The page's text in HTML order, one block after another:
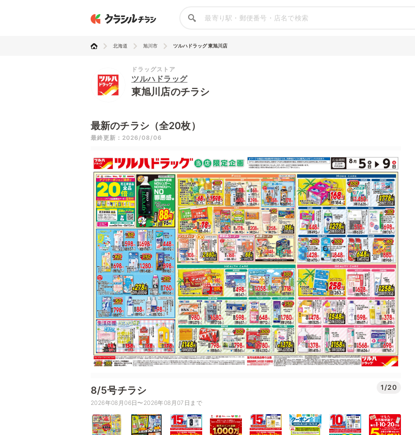
北海道 旭川市 ツルハドラッグ 東旭川店
ドラッグストア
ツルハドラッグ
東旭川店のチラシ
最新のチラシ（全20枚）
最終更新：2026/08/06
8/5号チラシ 1/20
2026年08月06日〜2026年08月07日まで